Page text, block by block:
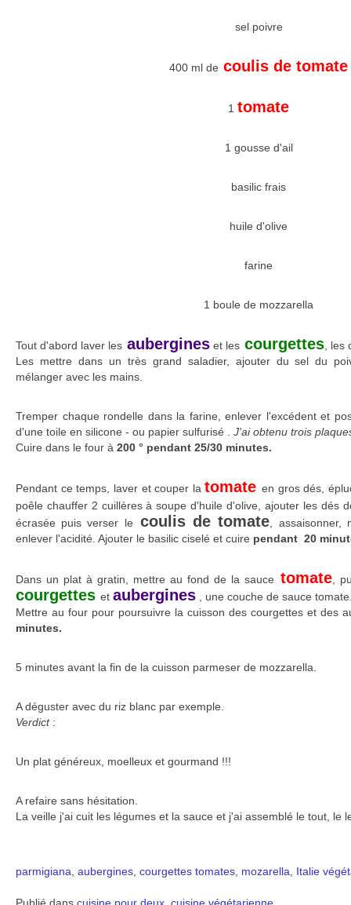
sel poivre
400 ml de coulis de tomate
1 tomate
1 gousse d'ail
basilic frais
huile d'olive
farine
1 boule de mozzarella
Tout d'abord laver les aubergines et les courgettes ,
Les mettre dans un très grand saladier, ajouter du sel du
mélanger avec les mains.
Tremper chaque rondelle dans la farine, enlever l'excédent et
d'une toile en silicone - ou papier sulfurisé . J'ai obtenu trois
Cuire dans le four à 200 ° pendant 25/30 minutes.
Pendant ce temps, laver et couper latomate en gros dés,
poêle chauffer 2 cuillères à soupe d'huile d'olive, ajouter les dés
écrasée puis verser le
coulis de tomate ,
enlever l'acidité. Ajouter le basilic ciselé et cuire pendant 20
Dans un plat à gratin, mettre au fond de la sauce tomate ,
courgettes et aubergines , une couche de sauce
Mettre au four pour poursuivre la cuisson des courgettes et des
minutes.
5 minutes avant la fin de la cuisson parmeser de mozzarella.
A déguster avec du riz blanc par exemple.
Verdict:
Un plat généreux, moelleux et gourmand !!!
A refaire sans hésitation.
La veille j'ai cuit les légumes et la sauce et j'ai assemblé le tout, le
parmigiana aubergines courgettes tomates mozarella Italie